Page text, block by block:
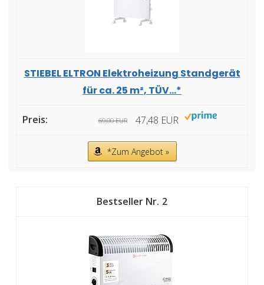
STIEBEL ELTRON Elektroheizung Standgerät
für ca. 25 m², TÜV...*
69,00 EUR 47,48 EUR
*Zum Angebot »
2